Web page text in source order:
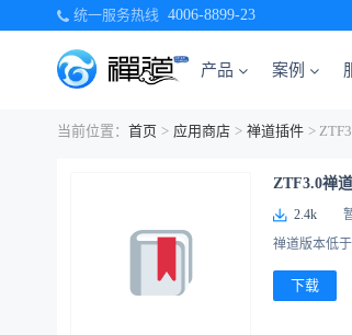
统一服务热线 4006-8899-23
产品 案例
当前位置： 首页 > 应用商店 > 禅道插件 >
ZTF3.0禅
2.4k
禅道版本低于
下载